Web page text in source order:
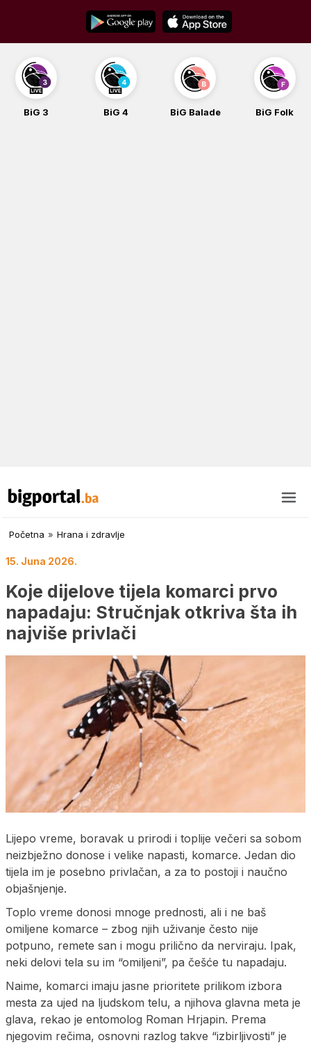
content
BiG 3 BiG 4 BiG Balade BiG Folk
Početna » Hrana i zdravlje
15. Juna 2026.
Koje dijelove tijela komarci prvo
napadaju: Stručnjak otkriva šta ih
najviše privlači
Lijepo vreme, boravak u prirodi i toplije večeri sa sobom
neizbježno donose i velike napasti, komarce. Jedan dio
tijela im je posebno privlačan, a za to postoji i naučno
objašnjenje.
Toplo vreme donosi mnoge prednosti, ali i ne baš
omiljene komarce – zbog njih uživanje često nije
potpuno, remete san i mogu prilično da nerviraju. Ipak,
neki delovi tela su im “omiljeni”, pa češće tu napadaju.
Naime, komarci imaju jasne prioritete prilikom izbora
mesta za ujed na ljudskom telu, a njihova glavna meta je
glava, rekao je entomolog Roman Hrjapin. Prema
njegovim rečima, osnovni razlog takve “izbirljivosti” je